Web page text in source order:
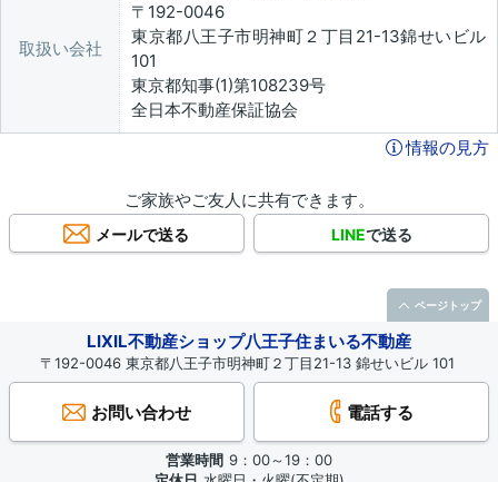
取扱い会社
〒192-0046
東京都八王子市明神町２丁目21-13錦せいビル
101
東京都知事(1)第108239号
全日本不動産保証協会
情報の見方
ご家族やご友人に共有できます。
メールで送る LINEで送る
LIXIL不動産ショップ八王子住まいる不動産
〒192-0046 東京都八王子市明神町２丁目21-13 錦せいビル 101
お問い合わせ 電話する
営業時間 9：00～19：00
ページトップ